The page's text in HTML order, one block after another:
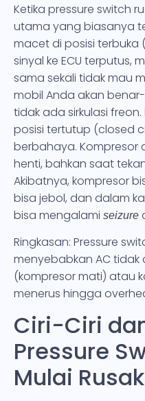
Ketika pressure switch
utama yang biasanya
macet di posisi terbuka
sinyal ke ECU terputus,
sama sekali tidak mau
mobil Anda akan
tidak ada sirkulasi
posisi tertutup (closed
berbahaya. Kompresor
henti, bahkan saat
Akibatnya, kompresor
bisa jebol, dan dalam
bisa mengalami seizure
Ringkasan: Pressure
menyebabkan AC tidak
(kompresor mati) atau
menerus hingga
Ciri-Ciri
Pressure
Mulai Rusak